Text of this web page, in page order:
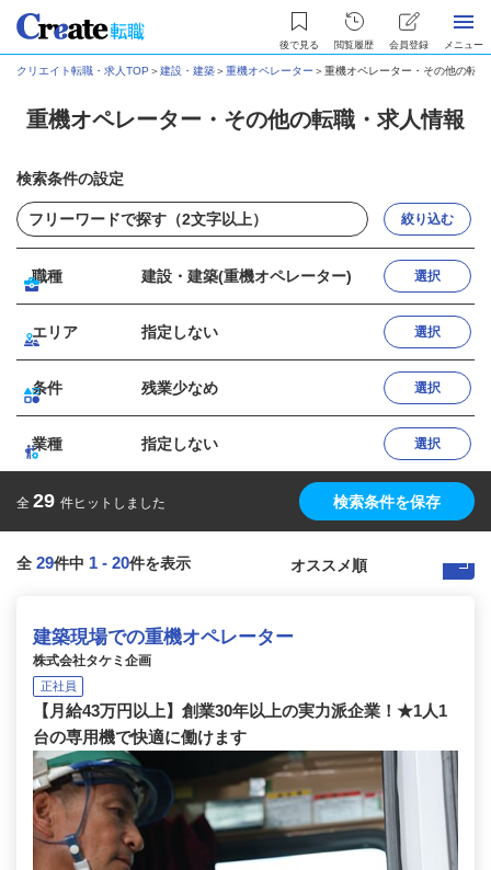
後で見る 閲覧履歴 会員登録 メニュー
クリエイト転職・求人TOP ＞建設・建築＞重機オペレーター ＞重機オペレーター・その他の転
重機オペレーター・その他の転職・求人情報
検索条件の設定
絞り込む
職種 建設・建築(重機オペレーター) 選択
エリア 指定しない 選択
条件 残業少なめ 選択
業種 指定しない 選択
全 29 件ヒットしました 検索条件を保存
全 29件中 1 - 20件を表示
建築現場での重機オペレーター
株式会社タケミ企画
正社員
【月給43万円以上】創業30年以上の実力派企業！★1人1
台の専用機で快適に働けます